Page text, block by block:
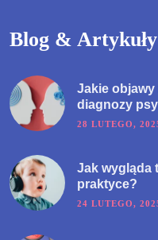
Blog & Artykuły
Jakie objawy
diagnozy
28 LUTEGO,
Jak wygląda
praktyce?
24 LUTEGO,